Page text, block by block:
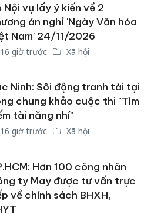
Nội vụ lấy ý kiến về 2
án nghỉ 'Ngày Văn hóa
Nam' 24/11/2026
16 giờ trước Xã hội
Ninh: Sôi động tranh tài tại
chung khảo cuộc thi "Tìm
tài năng nhí"
16 giờ trước Xã hội
Hơn 100 công nhân
ty May được tư vấn trực
về chính sách BHXH,